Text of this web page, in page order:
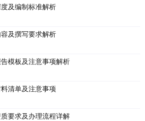
及编制标准解析
及撰写要求解析
模板及注意事项解析
清单及注意事项
要求及办理流程详解